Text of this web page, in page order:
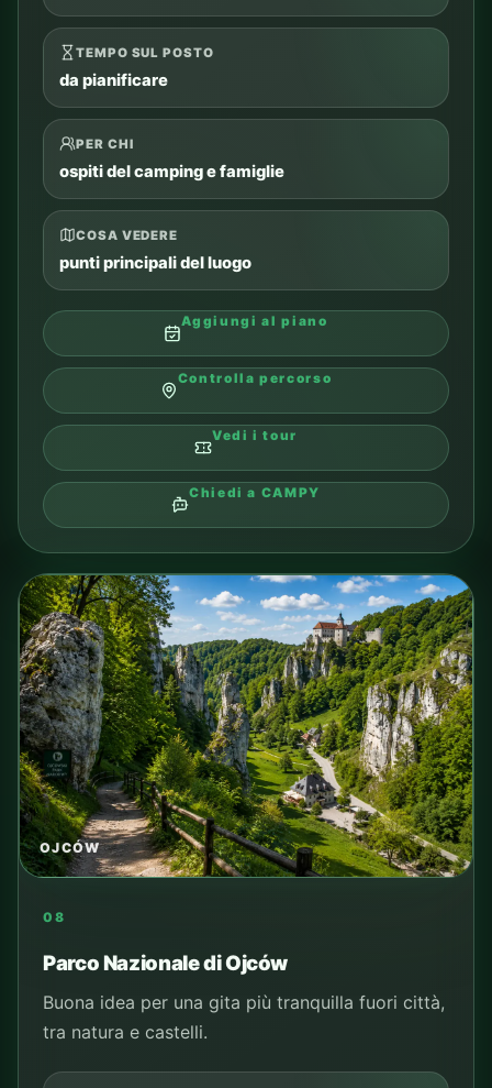
TEMPO SUL POSTO
da pianificare
PER CHI
ospiti del camping e famiglie
COSA VEDERE
punti principali del luogo
Aggiungi al piano
Controlla percorso
Vedi i tour
Chiedi a CAMPY
OJCÓW
08
Parco Nazionale di Ojców
Buona idea per una gita più tranquilla fuori città,
tra natura e castelli.